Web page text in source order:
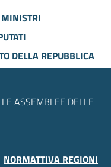
MINISTRI
DELLA REPUBBLICA
ASSEMBLEE DELLE
NORMATTIVA REGIONI